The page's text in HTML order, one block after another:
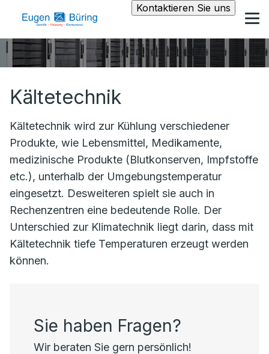
Kontaktieren Sie uns
Kältetechnik
Kältetechnik wird zur Kühlung verschiedener
Produkte, wie Lebensmittel, Medikamente,
medizinische Produkte (Blutkonserven, Impfstoffe
etc.), unterhalb der Umgebungstemperatur
eingesetzt. Desweiteren spielt sie auch in
Rechenzentren eine bedeutende Rolle. Der
Unterschied zur Klimatechnik liegt darin, dass mit
Kältetechnik tiefe Temperaturen erzeugt werden
können.
Sie haben Fragen?
Wir beraten Sie gern persönlich!